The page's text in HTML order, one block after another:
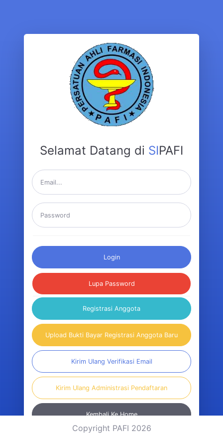
Selamat Datang di SIPAFI
Login
Lupa Password
Registrasi Anggota
Upload Bukti Bayar Registrasi Anggota Baru
Kirim Ulang Verifikasi Email
Kirim Ulang Administrasi Pendaftaran
Kembali Ke Home
Copyright PAFI 2026